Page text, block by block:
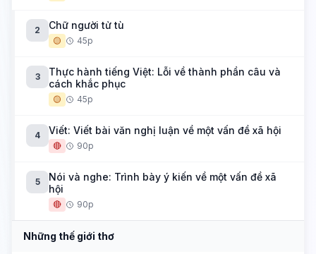
2 Chữ người tử tù
🟡 45p
3
Thực hành tiếng Việt: Lỗi về thành phần câu và
cách khắc phục
🟡 45p
4 Viết: Viết bài văn nghị luận về một vấn đề xã hội
🔴 90p
5
Nói và nghe: Trình bày ý kiến về một vấn đề xã
hội
🔴 90p
Những thế giới thơ